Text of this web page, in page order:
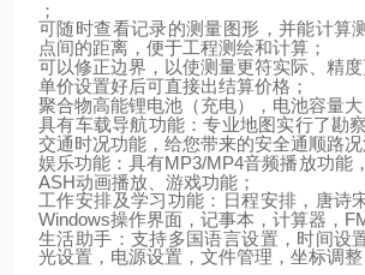
；
可随时查看记录的测量图形，并能计算
点间的距离，便于工程测绘和计算；
可以修正边界，以使测量更符实际、精度
单价设置好后可直接出结算价格；
聚合物高能锂电池（充电），电池容量大
具有车载导航功能：专业地图实行了勘
交通时况功能，给您带来的安全通顺路况
娱乐功能：具有MP3/MP4音频播放功能
ASH动画播放、游戏功能；
工作安排及学习功能：日程安排，唐诗
Windows操作界面，记事本，计算器，
生活助手：支持多国语言设置，时间设
光设置，电源设置，文件管理，坐标调整